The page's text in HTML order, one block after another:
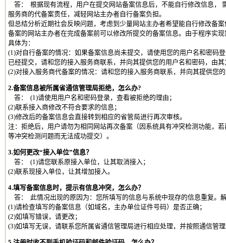
答： 根据现有流程，用户在提交网站备案信息后，不能自行修改信息，
服务商的代备案责任，减轻网站主办者自行备案负担。
但总结分析近期社会反映问题，考虑到少量网站主办者希望能自行修改备
备案的网站主办者在完成备案前可以修改所提交的备案信息。由于程序实
具体为：
(1)对自行备案的情况：如果备案信息尚未提交，请使用您的用户名和密码
已经提交，请和您的接入服务商联系，并向其提供您的用户名和密码，由
(2)对接入服务商代备案的情况：请和您的接入服务商联系，并向其提供您
2.备案信息被所属省通信管理局拒绝，怎么办?
答： (1)请使用用户名和密码登录，查看被拒绝的理由；
(2)联系接入商修改不符合要求的信息；
(3)修改后的备案信息会直接转到相应的省管局进行再次审核。
注：拒绝后，用户请勿为相同网站再次备案（因系统具有冲突检测功能，
等冲突检测问题而无法成功提交）。
3.如何更改“接入单位”信息？
答： (1)请您联系原接入单位，让其取消接入；
(2)联系现接入单位，让其增加接入。
4.填写备案信息时，提示有信息冲突，怎么办？
答： 此情况出现的原因为：您所填写的信息与系统中现存的信息重复。
(1)请检查填写的备案信息（如域名，主办单位证件号码）是否正确；
(2)如填写错误，请更改；
(3)如填写无误，请联系您所属省通信管理局进行相应处理，并按照通信管